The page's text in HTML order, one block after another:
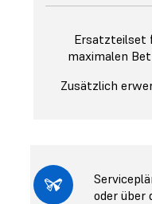
Ersatzteilset
maximalen
Zusätzlich
oder über